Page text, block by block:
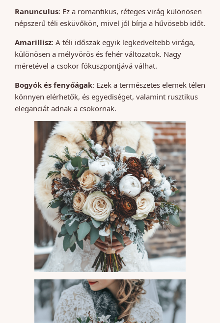
Ranunculus: Ez a romantikus, réteges virág különösen
népszerű téli esküvőkön, mivel jól bírja a hűvösebb időt.
Amarillisz: A téli időszak egyik legkedveltebb virága,
különösen a mélyvörös és fehér változatok. Nagy
méretével a csokor fókuszpontjává válhat.
Bogyók és fenyőágak: Ezek a természetes elemek télen
könnyen elérhetők, és egyediséget, valamint rusztikus
eleganciát adnak a csokornak.